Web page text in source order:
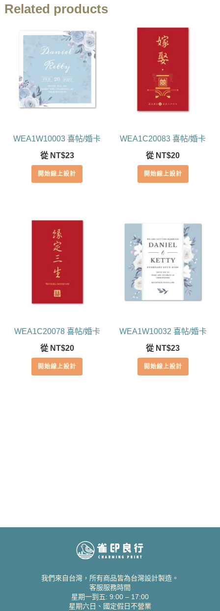
Related products
WEA1W10003 喜帖/婚卡
從 NT$23
開始線上設計
WEA1C20083 喜帖/婚卡
從 NT$20
開始線上設計
WEA1C20078 喜帖/婚卡
從 NT$20
開始線上設計
WEA1W10032 喜帖/婚卡
從 NT$23
開始線上設計
我們來自台灣，所有商品皆為台灣設計製造。
客服服務時間
星期一到五: 9:00 – 17:00
星期六日、國定假日不營業